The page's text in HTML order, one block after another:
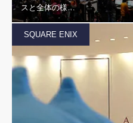
スと全体の様…
SQUARE ENIX